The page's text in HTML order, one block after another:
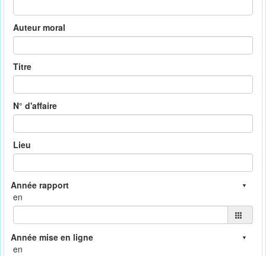
Auteur moral
Titre
N° d'affaire
Lieu
en
en